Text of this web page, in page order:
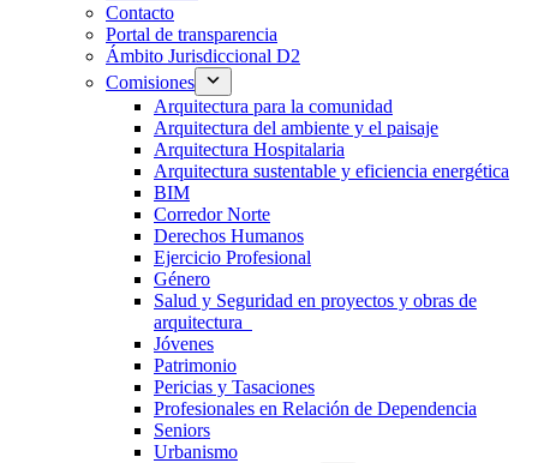
Contacto
Portal de transparencia
Ámbito Jurisdiccional D2
Comisiones
Arquitectura para la comunidad
Arquitectura del ambiente y el paisaje
Arquitectura Hospitalaria
Arquitectura sustentable y eficiencia energética
BIM
Corredor Norte
Derechos Humanos
Ejercicio Profesional
Género
Salud y Seguridad en proyectos y obras de
arquitectura
Jóvenes
Patrimonio
Pericias y Tasaciones
Profesionales en Relación de Dependencia
Seniors
Urbanismo